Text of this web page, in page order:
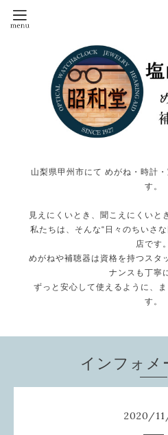
山梨県甲州市にて めがね・時計
す。
見えにくいとき、聞こえにくいと
私たちは、そんな“日々のちいさ
店です。
めがねや補聴器は資格を持つスタ
ナンスも丁寧
ずっと安心して使えるように、
す。
インフォメ
2020 /11